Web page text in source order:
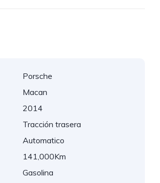
Porsche
Macan
2014
Tracción trasera
Automatico
141,000Km
Gasolina